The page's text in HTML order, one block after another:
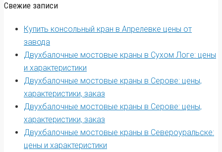
Свежие записи
Купить консольный кран в Апрелевке цены от
завода
Двухбалочные мостовые краны в Сухом Логе: цены
и характеристики
Двухбалочные мостовые краны в Серове: цены,
характеристики, заказ
Двухбалочные мостовые краны в Серове: цены,
характеристики, заказ
Двухбалочные мостовые краны в Североуральске:
цены и характеристики